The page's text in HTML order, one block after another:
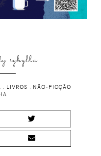
sybylla
. LIVROS . NÃO-FICÇÃO